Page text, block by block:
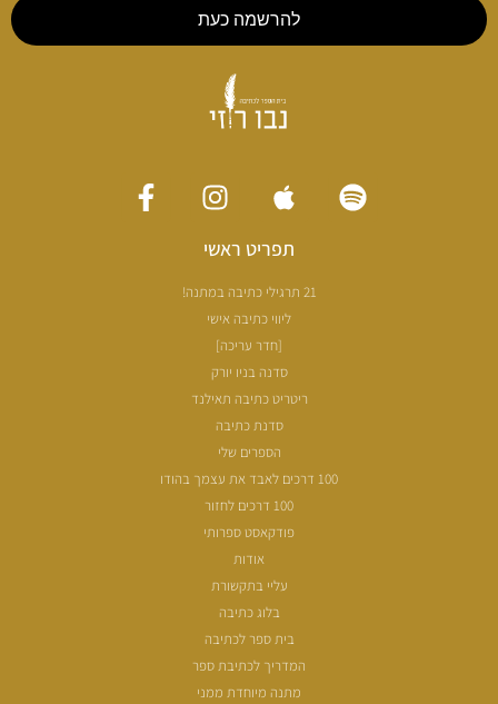
להרשמה כעת
תפריט ראשי
21 תרגילי כתיבה במתנה!
ליווי כתיבה אישי
[חדר עריכה]
סדנה בניו יורק
ריטריט כתיבה תאילנד
סדנת כתיבה
הספרים שלי
100 דרכים לאבד את עצמך בהודו
100 דרכים לחזור
פודקאסט ספרותי
אודות
עליי בתקשורת
בלוג כתיבה
בית ספר לכתיבה
המדריך לכתיבת ספר
מתנה מיוחדת ממני